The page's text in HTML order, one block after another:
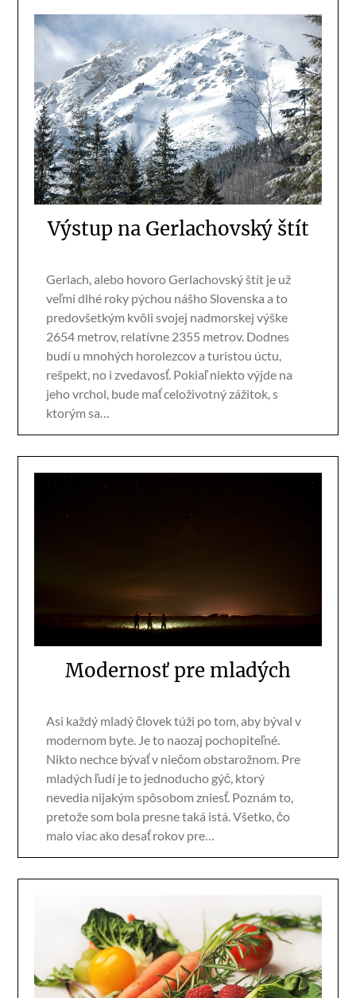
Výstup na Gerlachovský štít
Gerlach, alebo hovoro Gerlachovský štít je už
veľmi dlhé roky pýchou nášho Slovenska a to
predovšetkým kvôli svojej nadmorskej výške
2654 metrov, relatívne 2355 metrov. Dodnes
budí u mnohých horolezcov a turistou úctu,
rešpekt, no i zvedavosť. Pokiaľ niekto výjde na
jeho vrchol, bude mať celoživotný zážitok, s
ktorým sa…
Modernosť pre mladých
Asi každý mladý človek túži po tom, aby býval v
modernom byte. Je to naozaj pochopiteľné.
Nikto nechce bývať v niečom obstarožnom. Pre
mladých ľudí je to jednoducho gýč, ktorý
nevedia nijakým spôsobom zniesť. Poznám to,
pretože som bola presne taká istá. Všetko, čo
malo viac ako desať rokov pre…